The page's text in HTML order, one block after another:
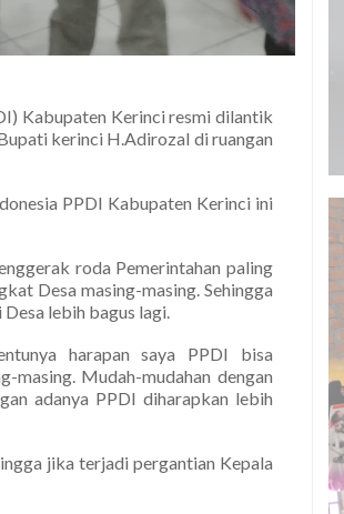
Kabupaten Kerinci resmi dilantik
kerinci H.Adirozal di ruangan
PPDI Kabupaten Kerinci ini
roda Pemerintahan paling
Desa masing-masing. Sehingga
lebih bagus lagi.
harapan saya PPDI bisa
masing. Mudah-mudahan dengan
adanya PPDI diharapkan lebih
jika terjadi pergantian Kepala